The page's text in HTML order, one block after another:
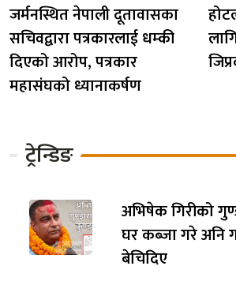
जर्मनस्थित नेपाली दूतावासका
सचिवद्वारा पत्रकारलाई धम्की
दिएको आरोप, पत्रकार
महासंघको ध्यानाकर्षण
ट्रेन्डिङ
अभिषेक गिरीको
घर कब्जा गरे अनि
बेचिदिए